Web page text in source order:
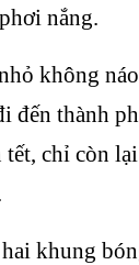
nắng.
không
đến thành
tết, chỉ còn
khung